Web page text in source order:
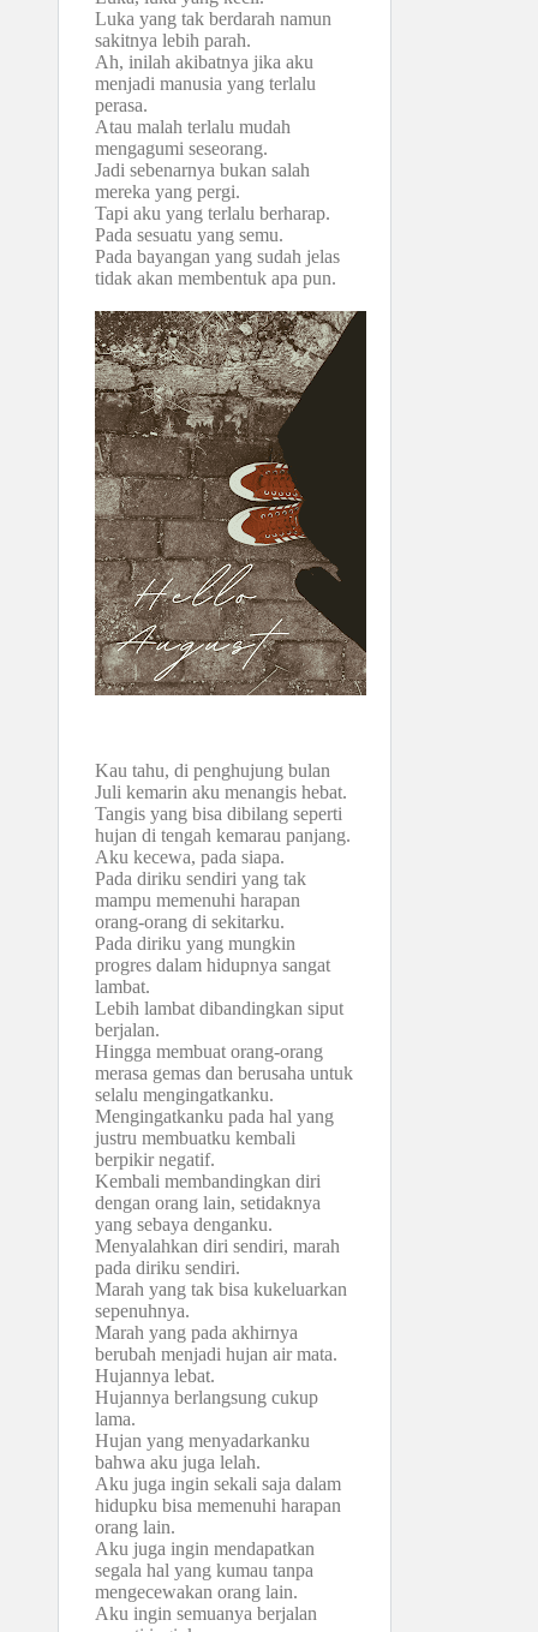
Luka yang tak berdarah namun
sakitnya lebih parah.
Ah, inilah akibatnya jika aku
menjadi manusia yang terlalu
perasa.
Atau malah terlalu mudah
mengagumi seseorang.
Jadi sebenarnya bukan salah
mereka yang pergi.
Tapi aku yang terlalu berharap.
Pada sesuatu yang semu.
Pada bayangan yang sudah jelas
tidak akan membentuk apa pun.
Kau tahu, di penghujung bulan
Juli kemarin aku menangis hebat.
Tangis yang bisa dibilang seperti
hujan di tengah kemarau panjang.
Aku kecewa, pada siapa.
Pada diriku sendiri yang tak
mampu memenuhi harapan
orang-orang di sekitarku.
Pada diriku yang mungkin
progres dalam hidupnya sangat
lambat.
Lebih lambat dibandingkan siput
berjalan.
Hingga membuat orang-orang
merasa gemas dan berusaha untuk
selalu mengingatkanku.
Mengingatkanku pada hal yang
justru membuatku kembali
berpikir negatif.
Kembali membandingkan diri
dengan orang lain, setidaknya
yang sebaya denganku.
Menyalahkan diri sendiri, marah
pada diriku sendiri.
Marah yang tak bisa kukeluarkan
sepenuhnya.
Marah yang pada akhirnya
berubah menjadi hujan air mata.
Hujannya lebat.
Hujannya berlangsung cukup
lama.
Hujan yang menyadarkanku
bahwa aku juga lelah.
Aku juga ingin sekali saja dalam
hidupku bisa memenuhi harapan
orang lain.
Aku juga ingin mendapatkan
segala hal yang kumau tanpa
mengecewakan orang lain.
Aku ingin semuanya berjalan